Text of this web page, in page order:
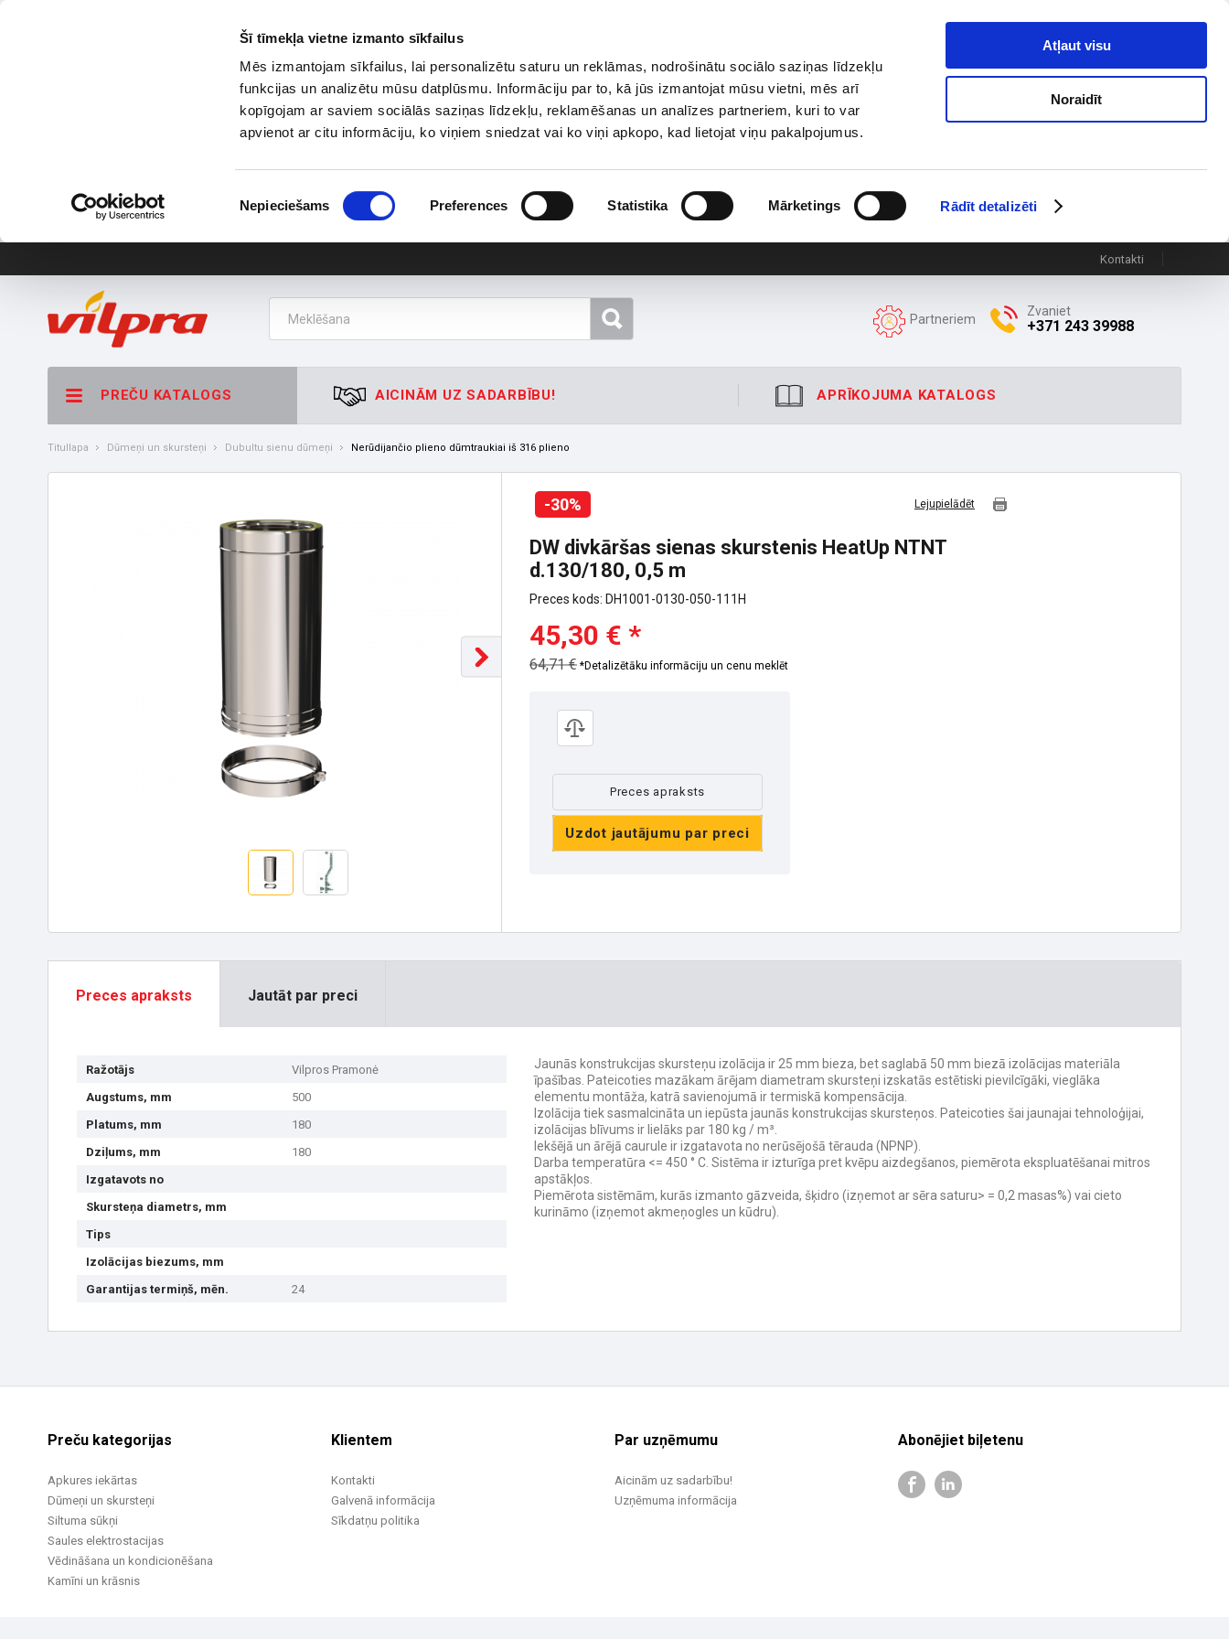
Šī tīmekļa vietne izmanto sīkfailus
Mēs izmantojam sīkfailus, lai personalizētu saturu un reklāmas, nodrošinātu sociālo saziņas līdzekļu
funkcijas un analizētu mūsu datplūsmu. Informāciju par to, kā jūs izmantojat mūsu vietni, mēs arī
kopīgojam ar saviem sociālās saziņas līdzekļu, reklamēšanas un analīzes partneriem, kuri to var
apvienot ar citu informāciju, ko viņiem sniedzat vai ko viņi apkopo, kad lietojat viņu pakalpojumus.
izvēle
Nepieciešams Preferences Statistika Mārketings Rādīt detalizēti
Atļaut visu
Noraidīt
Kontakti
Partneriem
Zvaniet
+371 243 39988
PREČU KATALOGS AICINĀM UZ SADARBĪBU! APRĪKOJUMA KATALOGS
Titullapa Dūmeņi un skursteņi Dubultu sienu dūmeņi Nerūdijančio plieno dūmtraukiai iš 316 plieno
-30% Lejupielādēt
DW divkāršas sienas skurstenis HeatUp NTNT
d.130/180, 0,5 m
Preces kods: DH1001-0130-050-111H
45,30 € *
64,71 € *Detalizētāku informāciju un cenu meklēt
Preces apraksts
Uzdot jautājumu par preci
Preces apraksts
Ražotājs
Vilpros Pramonė
Augstums, mm
500
Platums, mm
180
Dziļums, mm
180
Izgatavots no
Skursteņa diametrs, mm
Tips
Izolācijas biezums, mm
Garantijas termiņš, mēn.
24
Jaunās konstrukcijas skursteņu izolācija ir 25 mm bieza, bet saglabā 50 mm biezā izolācijas materiāla
īpašības. Pateicoties mazākam ārējam diametram skursteņi izskatās estētiski pievilcīgāki, vieglāka
elementu montāža, katrā savienojumā ir termiskā kompensācija.
Izolācija tiek sasmalcināta un iepūsta jaunās konstrukcijas skursteņos. Pateicoties šai jaunajai tehnoloģijai,
izolācijas blīvums ir lielāks par 180 kg / m³.
Iekšējā un ārējā caurule ir izgatavota no nerūsējošā tērauda (NPNP).
Darba temperatūra <= 450 ° C. Sistēma ir izturīga pret kvēpu aizdegšanos, piemērota ekspluatēšanai mitros
apstākļos.
Piemērota sistēmām, kurās izmanto gāzveida, šķidro (izņemot ar sēra saturu> = 0,2 masas%) vai cieto
kurināmo (izņemot akmeņogles un kūdru).
Jautāt par preci
Preču kategorijas
Apkures iekārtas
Dūmeņi un skursteņi
Siltuma sūkņi
Saules elektrostacijas
Vēdināšana un kondicionēšana
Kamīni un krāsnis
Klientem
Kontakti
Galvenā informācija
Sīkdatņu politika
Par uzņēmumu
Aicinām uz sadarbību!
Uzņēmuma informācija
Abonējiet biļetenu